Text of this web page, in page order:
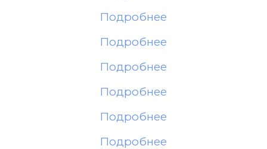
Подробнее
Подробнее
Подробнее
Подробнее
Подробнее
Подробнее